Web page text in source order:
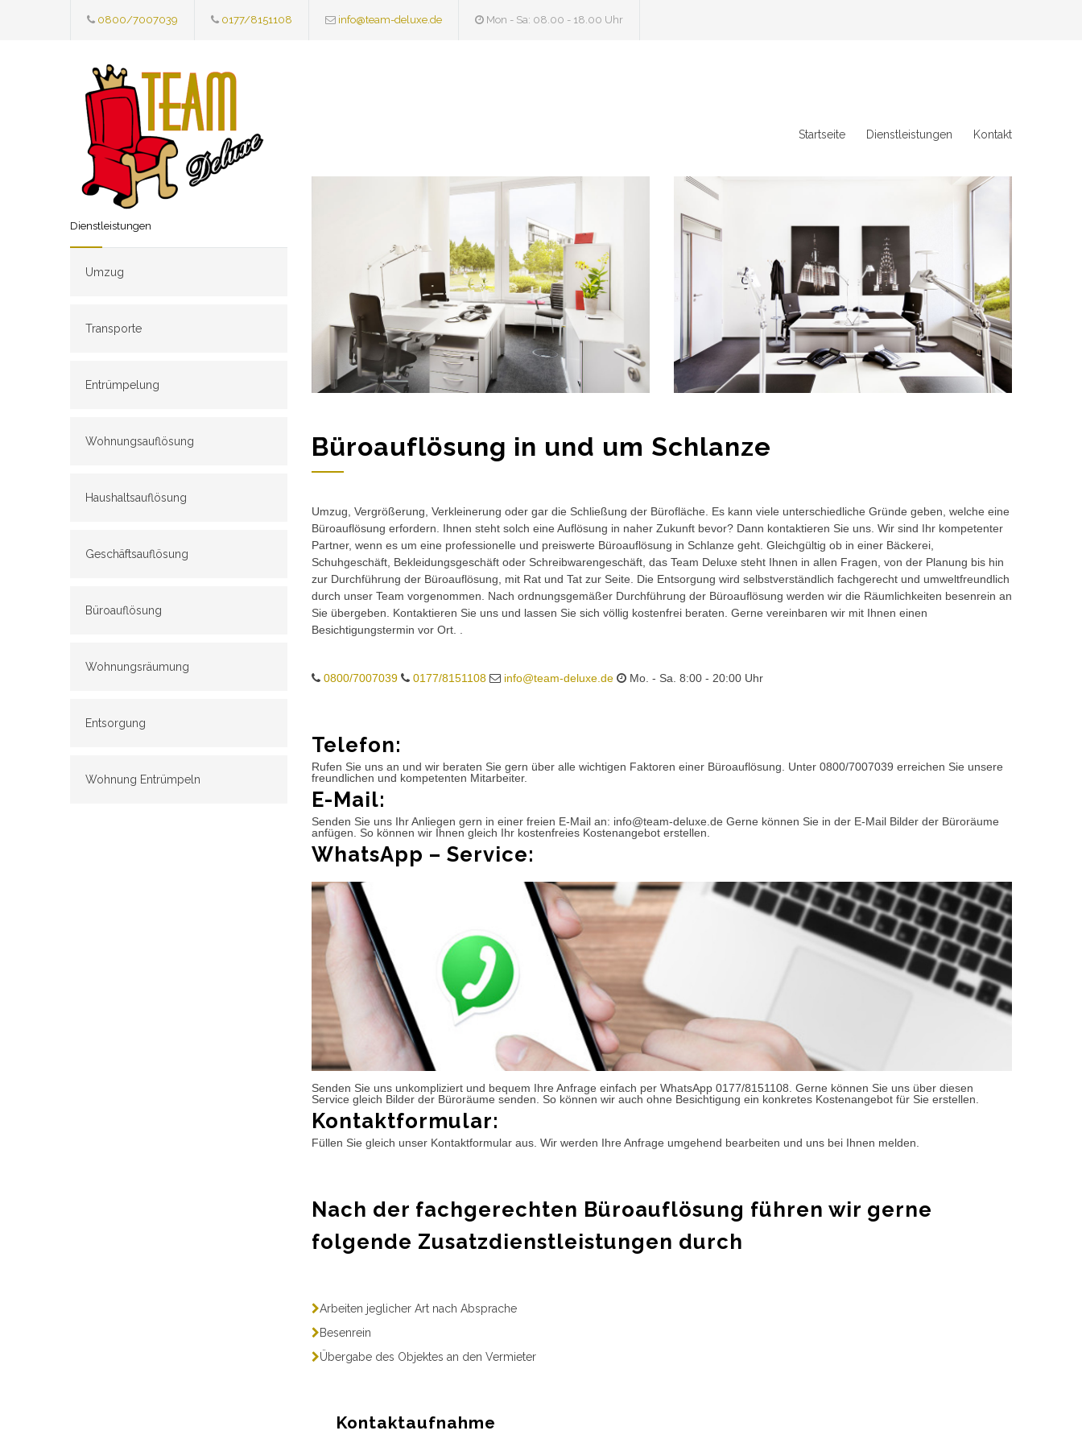
0800/7007039 0177/8151108 info@team-deluxe.de Mon - Sa: 08.00 - 18.00 Uhr
Startseite Dienstleistungen Kontakt
Dienstleistungen
Umzug
Transporte
Entrümpelung
Wohnungsauflösung
Haushaltsauflösung
Geschäftsauflösung
Büroauflösung
Wohnungsräumung
Entsorgung
Wohnung Entrümpeln
Büroauflösung in und um Schlanze
Umzug, Vergrößerung, Verkleinerung oder gar die Schließung der Bürofläche. Es kann viele unterschiedliche Gründe geben, welche eine
Büroauflösung erfordern. Ihnen steht solch eine Auflösung in naher Zukunft bevor? Dann kontaktieren Sie uns. Wir sind Ihr kompetenter
Partner, wenn es um eine professionelle und preiswerte Büroauflösung in Schlanze geht. Gleichgültig ob in einer Bäckerei,
Schuhgeschäft, Bekleidungsgeschäft oder Schreibwarengeschäft, das Team Deluxe steht Ihnen in allen Fragen, von der Planung bis hin
zur Durchführung der Büroauflösung, mit Rat und Tat zur Seite. Die Entsorgung wird selbstverständlich fachgerecht und umweltfreundlich
durch unser Team vorgenommen. Nach ordnungsgemäßer Durchführung der Büroauflösung werden wir die Räumlichkeiten besenrein an
Sie übergeben. Kontaktieren Sie uns und lassen Sie sich völlig kostenfrei beraten. Gerne vereinbaren wir mit Ihnen einen
Besichtigungstermin vor Ort. .
0800/7007039 0177/8151108 info@team-deluxe.de Mo. - Sa. 8:00 - 20:00 Uhr
Telefon:
Rufen Sie uns an und wir beraten Sie gern über alle wichtigen Faktoren einer Büroauflösung. Unter 0800/7007039 erreichen Sie unsere
freundlichen und kompetenten Mitarbeiter.
E-Mail:
Senden Sie uns Ihr Anliegen gern in einer freien E-Mail an: info@team-deluxe.de Gerne können Sie in der E-Mail Bilder der Büroräume
anfügen. So können wir Ihnen gleich Ihr kostenfreies Kostenangebot erstellen.
WhatsApp – Service:
Senden Sie uns unkompliziert und bequem Ihre Anfrage einfach per WhatsApp 0177/8151108. Gerne können Sie uns über diesen
Service gleich Bilder der Büroräume senden. So können wir auch ohne Besichtigung ein konkretes Kostenangebot für Sie erstellen.
Kontaktformular:
Füllen Sie gleich unser Kontaktformular aus. Wir werden Ihre Anfrage umgehend bearbeiten und uns bei Ihnen melden.
Nach der fachgerechten Büroauflösung führen wir gerne
folgende Zusatzdienstleistungen durch
Arbeiten jeglicher Art nach Absprache
Besenrein
Übergabe des Objektes an den Vermieter
Kontaktaufnahme